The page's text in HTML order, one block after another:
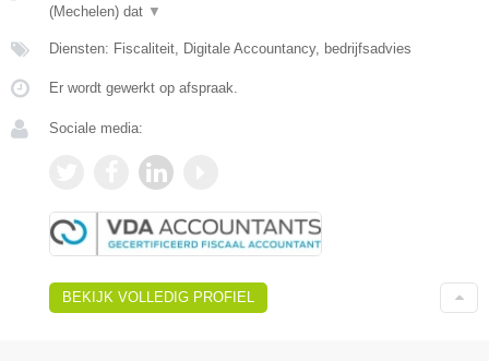
(Mechelen) dat ▼
Diensten: Fiscaliteit, Digitale Accountancy, bedrijfsadvies
Er wordt gewerkt op afspraak.
Sociale media:
BEKIJK VOLLEDIG PROFIEL